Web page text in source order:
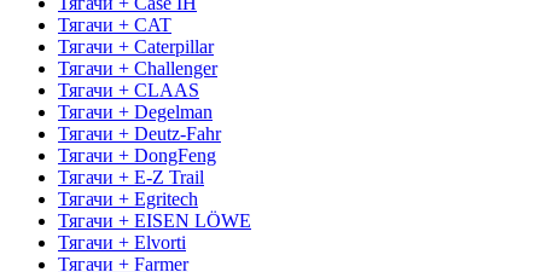
Тягачи + CAT
Тягачи + Caterpillar
Тягачи + Challenger
Тягачи + CLAAS
Тягачи + Degelman
Тягачи + Deutz-Fahr
Тягачи + DongFeng
Тягачи + E-Z Trail
Тягачи + Egritech
Тягачи + EISEN LÖWE
Тягачи + Elvorti
Тягачи + Farmer